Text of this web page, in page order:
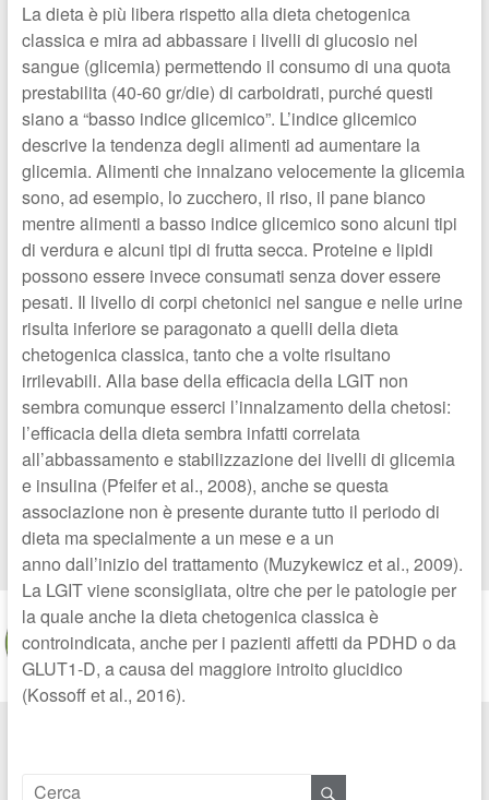
La dieta è più libera rispetto alla dieta chetogenica
classica e mira ad abbassare i livelli di glucosio nel
sangue (glicemia) permettendo il consumo di una quota
prestabilita (40-60 gr/die) di carboidrati, purché questi
siano a “basso indice glicemico”. L’indice glicemico
descrive la tendenza degli alimenti ad aumentare la
glicemia. Alimenti che innalzano velocemente la glicemia
sono, ad esempio, lo zucchero, il riso, il pane bianco
mentre alimenti a basso indice glicemico sono alcuni tipi
di verdura e alcuni tipi di frutta secca. Proteine e lipidi
possono essere invece consumati senza dover essere
pesati. Il livello di corpi chetonici nel sangue e nelle urine
risulta inferiore se paragonato a quelli della dieta
chetogenica classica, tanto che a volte risultano
irrilevabili. Alla base della efficacia della LGIT non
sembra comunque esserci l’innalzamento della chetosi:
l’efficacia della dieta sembra infatti correlata
all’abbassamento e stabilizzazione dei livelli di glicemia
e insulina (Pfeifer et al., 2008), anche se questa
associazione non è presente durante tutto il periodo di
dieta ma specialmente a un mese e a un
anno dall’inizio del trattamento (Muzykewicz et al., 2009).
La LGIT viene sconsigliata, oltre che per le patologie per
la quale anche la dieta chetogenica classica è
controindicata, anche per i pazienti affetti da PDHD o da
GLUT1-D, a causa del maggiore introito glucidico
(Kossoff et al., 2016).